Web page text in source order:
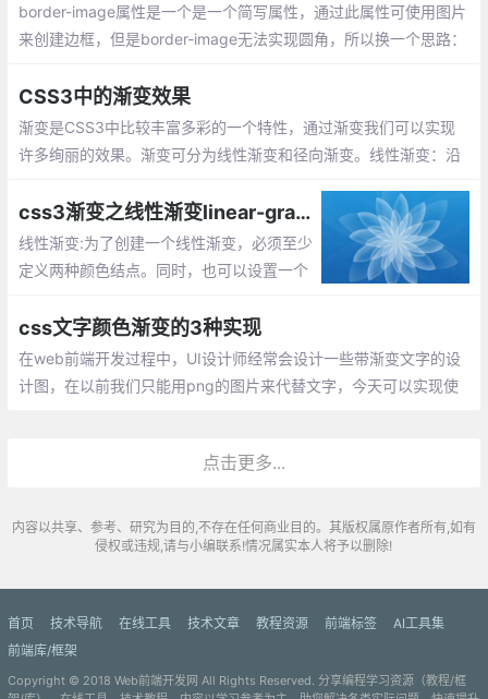
border-image属性是一个是一个简写属性，通过此属性可使用图片
来创建边框，但是border-image无法实现圆角，所以换一个思路：
边框
CSS3中的渐变效果
渐变是CSS3中比较丰富多彩的一个特性，通过渐变我们可以实现
许多绚丽的效果。渐变可分为线性渐变和径向渐变。线性渐变：沿
css3渐变之线性渐变linear-gradient
线性渐变:为了创建一个线性渐变，必须至少
定义两种颜色结点。同时，也可以设置一个
个参数:第一个参数表示线性渐变的方向,第
二个和第三个参数分别是起点颜色和终点颜
色。
css文字颜色渐变的3种实现
在web前端开发过程中，UI设计师经常会设计一些带渐变文字的设
计图，在以前我们只能用png的图片来代替文字，今天可以实现使
点击更多...
内容以共享、参考、研究为目的,不存在任何商业目的。其版权属原作者所有,如有
侵权或违规,请与小编联系!情况属实本人将予以删除!
首页 技术导航 在线工具 技术文章 教程资源 前端标签
AI工具集
前端库/框架